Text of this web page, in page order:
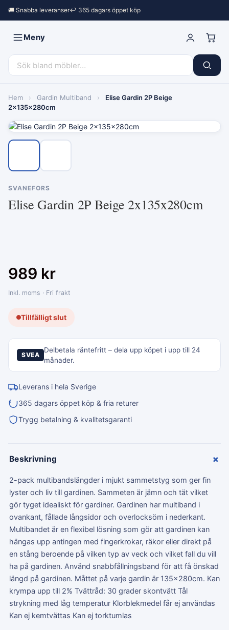
🚚 Snabba leveranser↩︎ 365 dagars öppet köp
Meny
Hem › Gardin Multiband ›
Elise Gardin 2P Beige
2x135x280cm
SVANEFORS
Elise Gardin 2P Beige 2x135x280cm
989 kr
Inkl. moms · Fri frakt
Tillfälligt slut
SVEA
Delbetala räntefritt – dela upp köpet i upp till 24
månader.
Leverans i hela Sverige
365 dagars öppet köp & fria returer
Trygg betalning & kvalitetsgaranti
Beskrivning +
2-pack multibandslängder i mjukt sammetstyg som ger fin
lyster och liv till gardinen. Sammeten är jämn och tät vilket
gör tyget idealiskt för gardiner. Gardinen har multiband i
ovankant, fållade långsidor och overlocksöm i nederkant.
Multibandet är en flexibel lösning som gör att gardinen kan
hängas upp antingen med fingerkrokar, räkor eller direkt på
en stång beroende på vilken typ av veck och vilket fall du vill
ha på gardinen. Använd snabbfållningsband för att få önskad
längd på gardinen. Måttet på varje gardin är 135x280cm. Kan
krympa upp till 2% Tvättråd: 30 grader skontvätt Tål
strykning med låg temperatur Klorblekmedel får ej användas
Kan ej kemtvättas Kan ej torktumlas